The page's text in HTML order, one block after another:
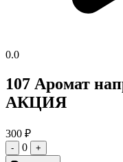
0.0
107 Аромат
АКЦИЯ
300 ₽
- 0 +